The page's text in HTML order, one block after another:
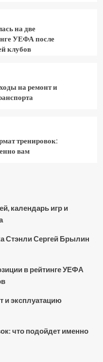
на две
УЕФА после
клубов
на ремонт и
тренировок:
вам
календарь игр и
Стэнли Сергей Брылин
в рейтинге УЕФА
и эксплуатацию
что подойдет именно